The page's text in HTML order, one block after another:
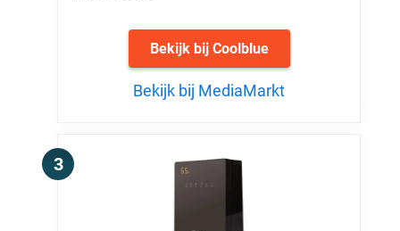
Bekijk bij Coolblue
Bekijk bij MediaMarkt